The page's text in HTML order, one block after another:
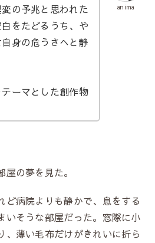
anima
の予兆と思われた
をたどるうち、や
身の危うさへと静
ーマとした創作物
の夢を見た。
病院よりも静かで、息をする
いそうな部屋だった。窓際に小
、薄い毛布だけがきれいに折ら